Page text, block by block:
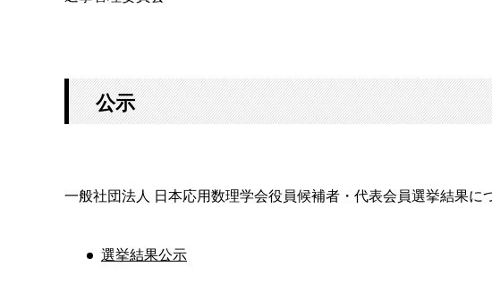
公示
一般社団法人 日本応用数理学会役員候補者・代表会員選挙結果に
選挙結果公示